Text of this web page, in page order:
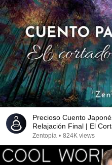
Precioso Cuento
Relajación Final | El
Zentopía • 824K views